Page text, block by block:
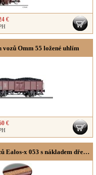
€
Omm 55 ložené uhlím
€
Souprava dvou otevřených nákladních vozů Ealos-x 053 s nákladem dřevěné štěpky